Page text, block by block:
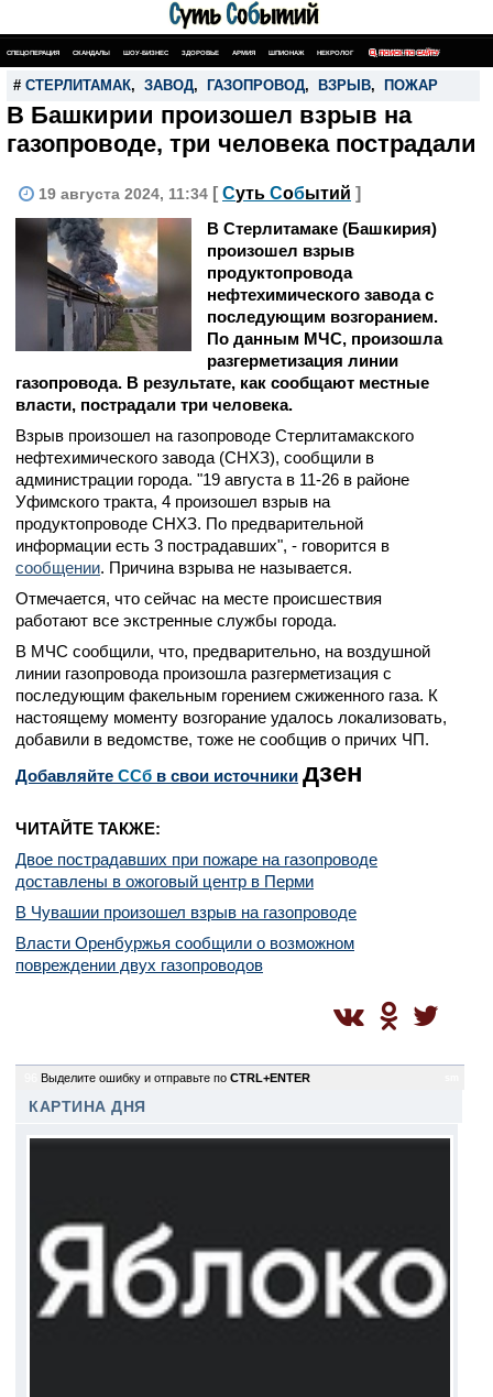
СПЕЦОПЕРАЦИЯ СКАНДАЛЫ ШОУ-БИЗНЕС ЗДОРОВЬЕ АРМИЯ ШПИОНАЖ НЕКРОЛОГ ПОИСК ПО САЙТУ
# СТЕРЛИТАМАК, ЗАВОД, ГАЗОПРОВОД, ВЗРЫВ, ПОЖАР
В Башкирии произошел взрыв на
газопроводе, три человека пострадали
19 августа 2024, 11:34 [ Суть Событий ]
В Стерлитамаке (Башкирия)
произошел взрыв
продуктопровода
нефтехимического завода с
последующим возгоранием.
По данным МЧС, произошла
разгерметизация линии
газопровода. В результате, как сообщают местные
власти, пострадали три человека.
Взрыв произошел на газопроводе Стерлитамакского
нефтехимического завода (СНХЗ), сообщили в
администрации города. "19 августа в 11-26 в районе
Уфимского тракта, 4 произошел взрыв на
продуктопроводе СНХЗ. По предварительной
информации есть 3 пострадавших", - говорится в
сообщении. Причина взрыва не называется.
Отмечается, что сейчас на месте происшествия
работают все экстренные службы города.
В МЧС сообщили, что, предварительно, на воздушной
линии газопровода произошла разгерметизация с
последующим факельным горением сжиженного газа. К
настоящему моменту возгорание удалось локализовать,
добавили в ведомстве, тоже не сообщив о причих ЧП.
Добавляйте CСб в свои источники дзен
ЧИТАЙТЕ ТАКЖЕ:
Двое пострадавших при пожаре на газопроводе
доставлены в ожоговый центр в Перми
В Чувашии произошел взрыв на газопроводе
Власти Оренбуржья сообщили о возможном
повреждении двух газопроводов
Выделите ошибку и отправьте по CTRL+ENTER
КАРТИНА ДНЯ